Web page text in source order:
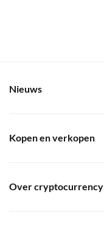
Nieuws
Kopen en verkopen
Over cryptocurrency